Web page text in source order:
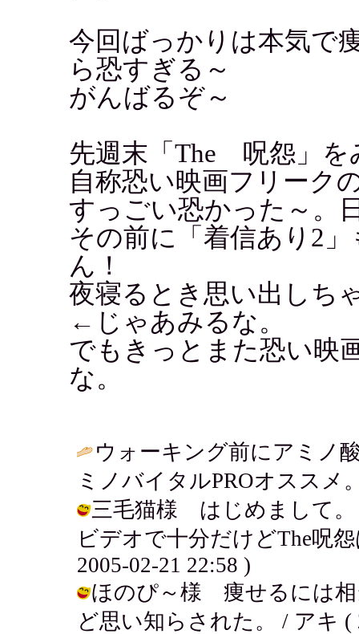
今回ばっかりは本気で
ら恐すぎる～
がんばるぞ～
先週末「The 呪怨」を
自称恐い映画フリーク
すっごい恐かった～。
その前に「着信あり2
ん！
夜寝るとき思い出しち
←じゃあみるな。
でもきっとまた恐い映
な。
ウォーキング前にアミノ
ミノバイタルPROオススメ
三毛猫様 はじめまして。
ビデオで十分だけどThe呪
2005-02-21 22:58 )
ほのぴ～様 痩せるには相
ど思い知らされた。 / アキ (